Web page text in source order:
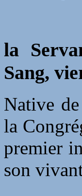
la
Sang,
Native
la
premier
son